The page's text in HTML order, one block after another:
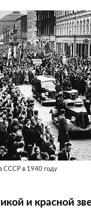
СССР в 1940 году
и красной